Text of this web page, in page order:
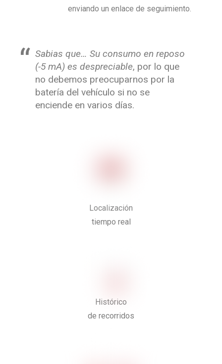
enviando un enlace de seguimiento.
Sabias que… Su consumo en reposo
(-5 mA) es despreciable, por lo que
no debemos preocuparnos por la
batería del vehículo si no se
enciende en varios días.
Localización
tiempo real
Histórico
de recorridos